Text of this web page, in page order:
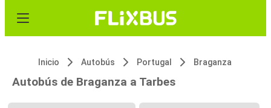
Inicio Autobús Portugal Braganza
Autobús de Braganza a Tarbes